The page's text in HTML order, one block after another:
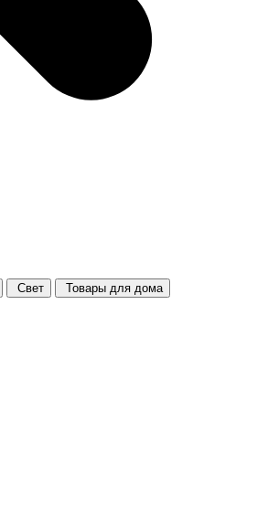
Свет
Товары для дома